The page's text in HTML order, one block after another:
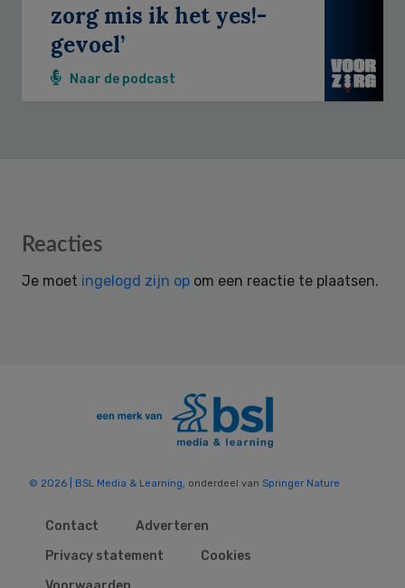
zorg mis ik het yes!-
gevoel’
Naar de podcast
Reader
Reacties
Je moet ingelogd zijn op om een reactie te plaatsen.
© 2026 | BSL Media & Learning, onderdeel van Springer Nature
Contact
Adverteren
Privacy statement
Cookies